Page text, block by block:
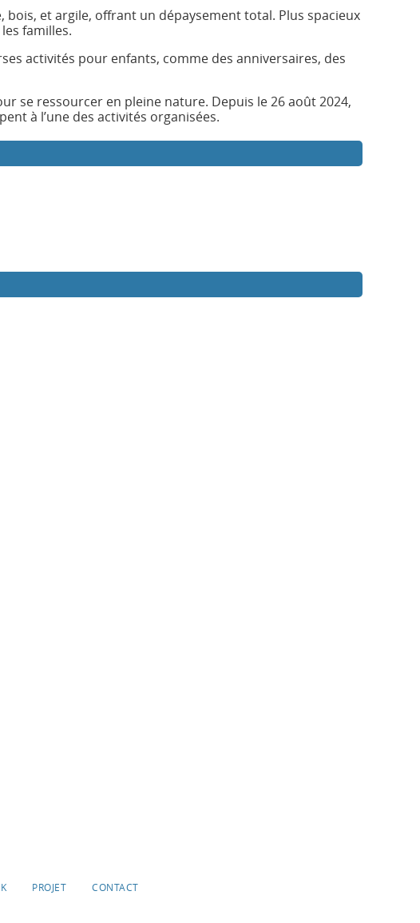
et argile, offrant un dépaysement total. Plus spacieux
familles.
activités pour enfants, comme des anniversaires, des
se ressourcer en pleine nature. Depuis le 26 août 2024,
à l’une des activités organisées.
PROJET CONTACT